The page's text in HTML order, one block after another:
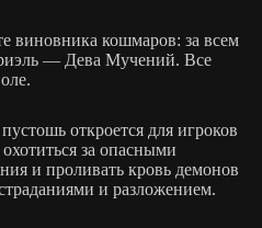
виновника кошмаров: за всем
— Дева Мучений. Все
откроется для игроков
за опасными
и проливать кровь демонов
и разложением.